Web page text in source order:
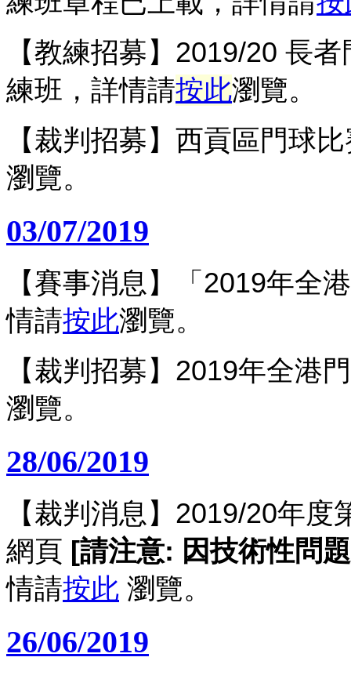
【教練招募】2019/20 長
練班，詳情請按此瀏覽。
【裁判招募】西貢區門球
瀏覽。
03/07/2019
【賽事消息】
「2019年全
情請按此瀏覽。
【裁判招募】2019年全港
瀏覽。
28/06/2019
【裁判消息】2019/20年
網頁 [請注意: 因技術性問
情請按此 瀏覽。
26/06/2019